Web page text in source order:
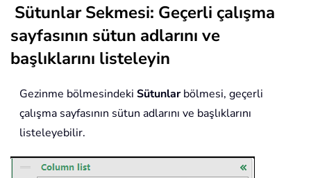
Sütunlar Sekmesi: Geçerli çalışma
sayfasının sütun adlarını ve
başlıklarını listeleyin
Gezinme bölmesindeki Sütunlarbölmesi, geçerli
çalışma sayfasının sütun adlarını ve başlıklarını
listeleyebilir.